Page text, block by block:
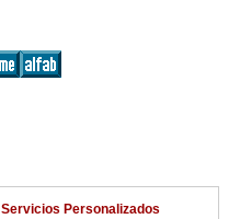
Servicios Personalizados